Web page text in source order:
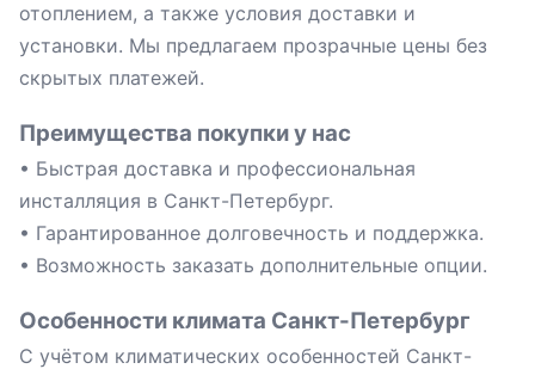
отоплением, а также условия доставки и
установки. Мы предлагаем прозрачные цены без
скрытых платежей.
Преимущества покупки у нас
• Быстрая доставка и профессиональная
инсталляция в Санкт-Петербург.
• Гарантированное долговечность и поддержка.
• Возможность заказать дополнительные опции.
Особенности климата Санкт-Петербург
С учётом климатических особенностей Санкт-